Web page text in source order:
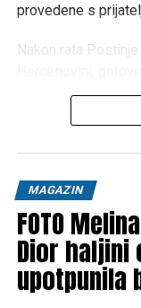
provedene s
Nakon rata
raseljeni po
je Pero donio
njive. Gotovo pola
ali s ciljem da ono
prostranstva na
MAGAZIN
FOTO
Dior haljini
upotpunila